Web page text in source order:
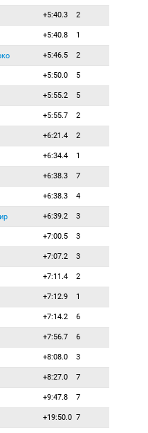
+5:40.3 2
+5:40.8 1
+5:46.5 2
+5:50.0 5
+5:55.2 5
+5:55.7 2
+6:21.4 2
+6:34.4 1
+6:38.3 7
+6:38.3 4
+6:39.2 3
+7:00.5 3
+7:07.2 3
+7:11.4 2
+7:12.9 1
+7:14.2 6
+7:56.7 6
+8:08.0 3
+8:27.0 7
+9:47.8 7
+19:50.0 7